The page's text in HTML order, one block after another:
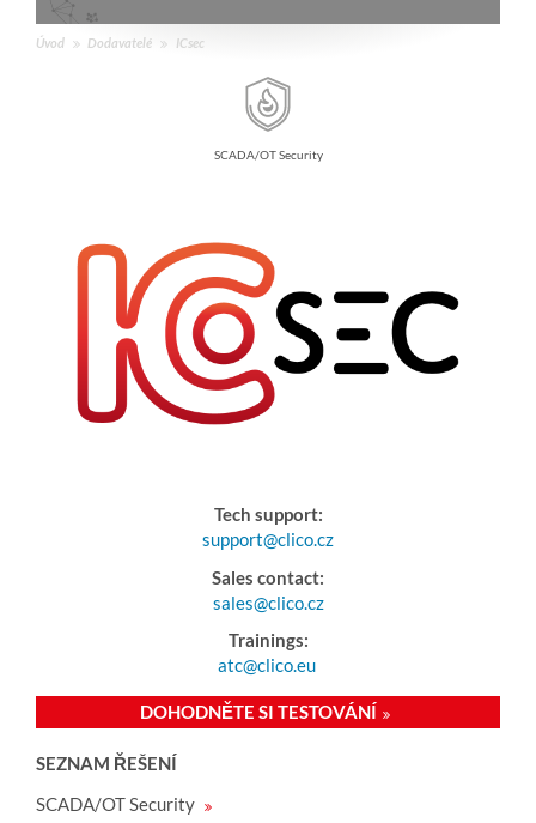
Úvod Dodavatelé ICsec
SCADA/OT Security
Tech support:
support@clico.cz
Sales contact:
sales@clico.cz
Trainings:
atc@clico.eu
DOHODNĚTE SI TESTOVÁNÍ
SEZNAM ŘEŠENÍ
SCADA/OT Security